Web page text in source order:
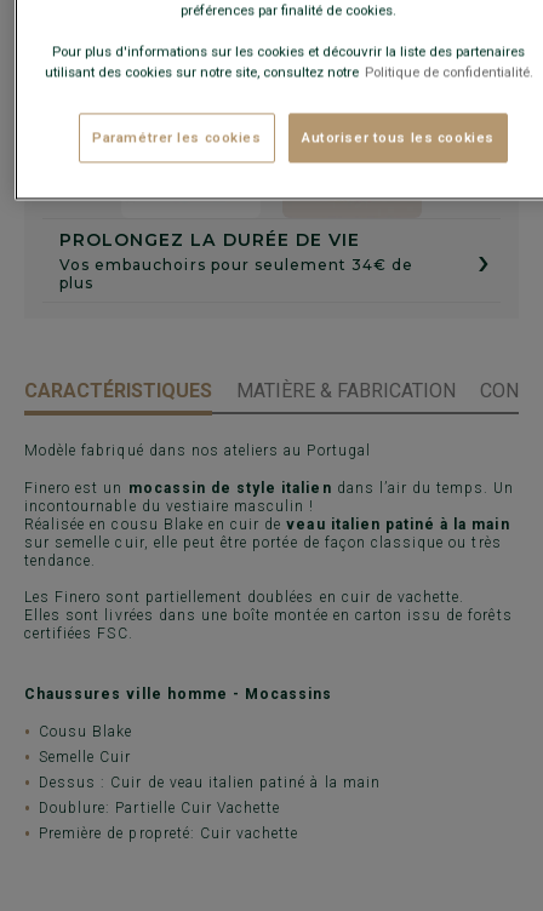
Livré en 24h ouvrées avec Chronopost Express
(commandez avant 14h)
30 jours pour changer d'avis !
PROLONGEZ LA DURÉE DE VIE
Vos embauchoirs pour seulement 34€ de
plus
›
+
CARACTÉRISTIQUES MATIÈRE & FABRICATION
Modèle fabriqué dans nos ateliers au Portugal
Finero est un mocassin de style italien dans l’air du temps. Un
incontournable du vestiaire masculin !
Réalisée en cousu Blake en cuir deveau italien patiné à la main
sur semelle cuir, elle peut être portée de façon classique ou très
tendance.
Les Finero sont partiellement doublées en cuir de vachette.
Elles sont livrées dans une boîte montée en carton issu de forêts
certifiées FSC.
Chaussures ville homme - Mocassins
Cousu Blake
Semelle Cuir
Dessus : Cuir de veau italien patiné à la main
Doublure: Partielle Cuir Vachette
Première de propreté: Cuir vachette
préférences par finalité de cookies.
Pour plus d'informations sur les cookies et découvrir la liste des partenaires
utilisant des cookies sur notre site, consultez notre Politique de confidentialité.
Paramétrer les cookies Autoriser tous les cookies